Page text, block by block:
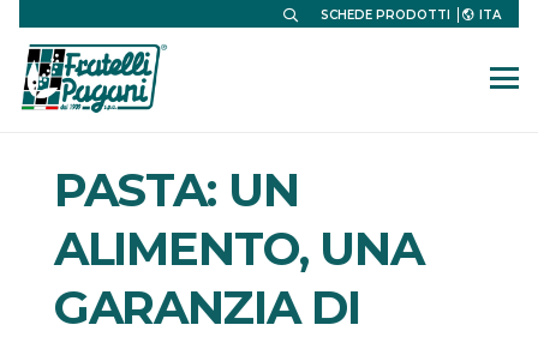
SCHEDE PRODOTTI ITA
PASTA: UN
ALIMENTO, UNA
GARANZIA DI